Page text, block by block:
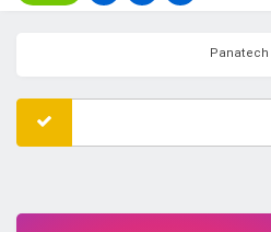
Panatech